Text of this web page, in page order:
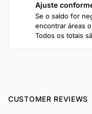
Ajuste
Se o saldo for
encontrar áreas
Todos os totais
CUSTOMER REVIEWS